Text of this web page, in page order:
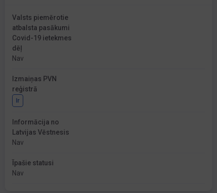
Valsts piemērotie
atbalsta pasākumi
Covid-19 ietekmes
dēļ
Nav
Izmaiņas PVN
reģistrā
Ir
Informācija no
Latvijas Vēstnesis
Nav
Īpašie statusi
Nav